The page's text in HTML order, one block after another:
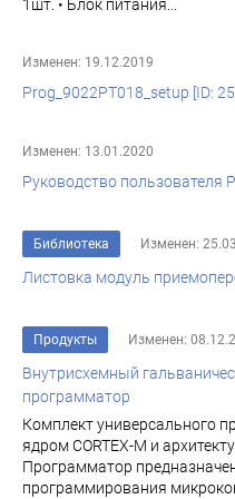
1шт. • Блок питания...
Изменен: 19.12.2019
Prog_9022PT018_setup [ID:
Изменен: 13.01.2020
Руководство пользователя
Библиотека Изменен:
Листовка модуль
Продукты Изменен:
Внутрисхемный
программатор
Комплект универсального
ядром CORTEX-M и
Программатор
программирования